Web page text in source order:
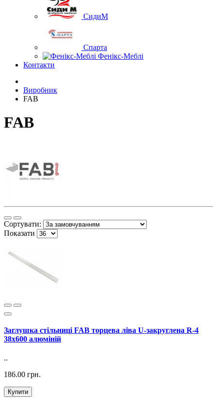
СидиМ
Спарта
Фенікс-Меблі
Контакти
Виробник
FAB
FAB
Сортувати:
Показати
Заглушка стільниці FAB торцева ліва U-закруглена R-4
38х600 алюміній
..
186.00 грн.
Купити